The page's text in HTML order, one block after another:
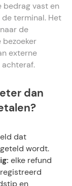
bedrag vast en
terminal. Het
de
externe
dan
dat
wordt.
elke refund
en